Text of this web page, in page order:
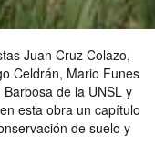
Juan Cruz Colazo,
Celdrán, Mario Funes
de la UNSL y
esta obra un capítulo
de suelo y